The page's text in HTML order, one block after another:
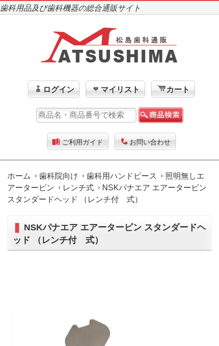
歯科用品及び歯科機器の総合通販サイト
ログイン マイリスト カート
ご利用ガイド お問い合わせ
ホーム 歯科院向け 歯科用ハンドピース
照明無しエ
アータービン
レンチ式
NSKパナエア エアータービン
スタンダードヘッド （レンチ付 式）
NSKパナエア エアータービン スタンダードヘ
ッド （レンチ付 式）